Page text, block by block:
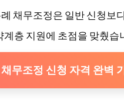
채무조정은 일반 신청보
층 지원에 초점을 맞췄습
무조정 신청 자격 완벽